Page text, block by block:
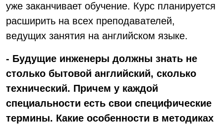
уже заканчивает обучение. Курс планируется
расширить на всех преподавателей,
ведущих занятия на английском языке.
- Будущие инженеры должны знать не
столько бытовой английский, сколько
технический. Причем у каждой
специальности есть свои специфические
термины. Какие особенности в методиках